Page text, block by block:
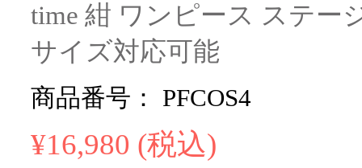
time 紺 ワンピース ステー
サイズ対応可能
商品番号： PFCOS4
¥16,980 (税込)